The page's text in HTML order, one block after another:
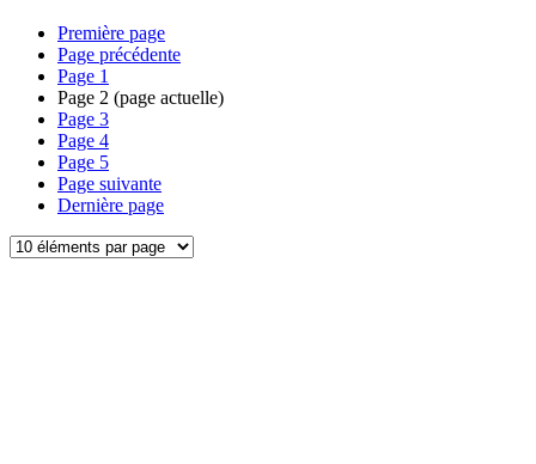
Première page
Page précédente
Page 1
Page 2 (page actuelle)
Page 3
Page 4
Page 5
Page suivante
Dernière page